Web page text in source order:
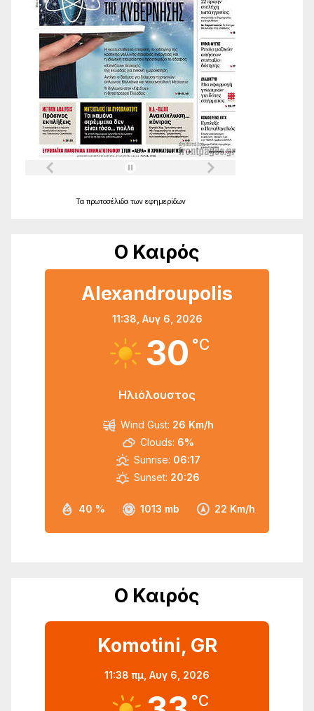
Τα πρωτοσέλιδα των εφημερίδων
Ο Καιρός
Alexandroupolis
11:38, Αυγ 6, 2026
30 °C
Ηλιόλουστος
40 % 1013 mb 22 Km/h
Wind Gust: 26 Km/h
Clouds: 6%
Sunrise: 06:17
Sunset: 20:26
Ο Καιρός
Komotini, GR
11:38 πμ, Αυγ 6, 2026
°C